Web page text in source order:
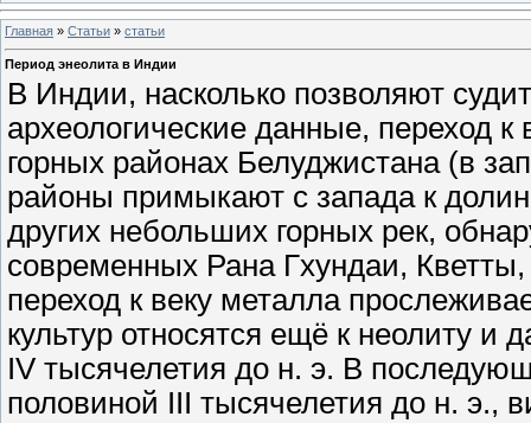
Главная » Статьи » статьи
Период энеолита в Индии
В Индии, насколько позволяют
археологические данные, переход
горных районах Белуджистана (в
районы примыкают с запада к
других небольших горных рек,
современных Рана Гхундаи,
переход к веку металла
культур относятся ещё к неолиту и
IV тысячелетия до н. э. В
половиной III тысячелетия до н. э.,